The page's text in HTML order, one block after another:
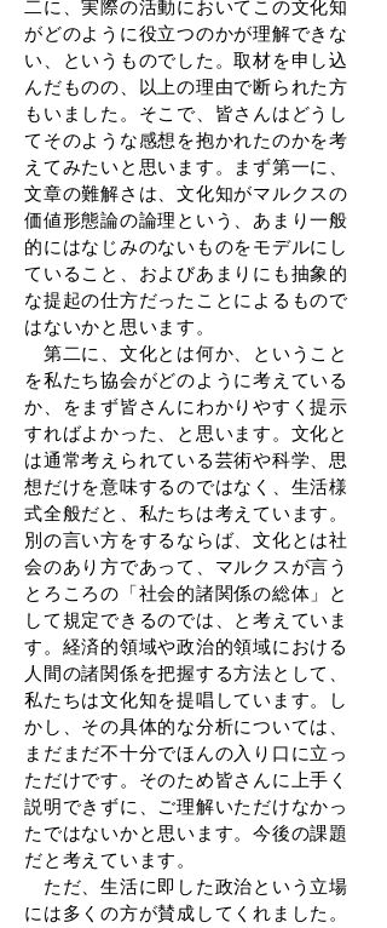
二に、実際の活動においてこの文化知
がどのように役立つのかが理解できな
い、というものでした。取材を申し込
んだものの、以上の理由で断られた方
もいました。そこで、皆さんはどうし
てそのような感想を抱かれたのかを考
えてみたいと思います。まず第一に、
文章の難解さは、文化知がマルクスの
価値形態論の論理という、あまり一般
的にはなじみのないものをモデルにし
ていること、およびあまりにも抽象的
な提起の仕方だったことによるもので
はないかと思います。
第二に、文化とは何か、ということ
を私たち協会がどのように考えている
か、をまず皆さんにわかりやすく提示
すればよかった、と思います。文化と
は通常考えられている芸術や科学、思
想だけを意味するのではなく、生活様
式全般だと、私たちは考えています。
別の言い方をするならば、文化とは社
会のあり方であって、マルクスが言う
とろころの「社会的諸関係の総体」と
して規定できるのでは、と考えていま
す。経済的領域や政治的領域における
人間の諸関係を把握する方法として、
私たちは文化知を提唱しています。し
かし、その具体的な分析については、
まだまだ不十分でほんの入り口に立っ
ただけです。そのため皆さんに上手く
説明できずに、ご理解いただけなかっ
たではないかと思います。今後の課題
だと考えています。
ただ、生活に即した政治という立場
には多くの方が賛成してくれました。